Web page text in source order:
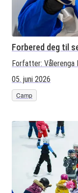
Forbered deg til
Forfatter: Vålerenga
05. juni 2026
Camp